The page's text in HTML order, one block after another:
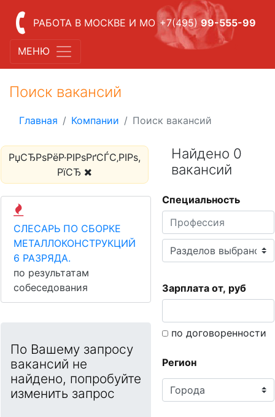
РАБОТА В МОСКВЕ И МО +7(495) 99-555-99
МЕНЮ
Поиск вакансий
Главная Компании Поиск вакансий
РџСЂРѕРёР·РІРѕРґСЃС‚РІРѕ,
РїСЂ
СЛЕСАРЬ ПО СБОРКЕ
МЕТАЛЛОКОНСТРУКЦИЙ
6 РАЗРЯДА.
по результатам
собеседования
По Вашему запросу
вакансий не
найдено, попробуйте
изменить запрос
Найдено 0
вакансий
Специальность
Зарплата от, руб
по договоренности
Регион